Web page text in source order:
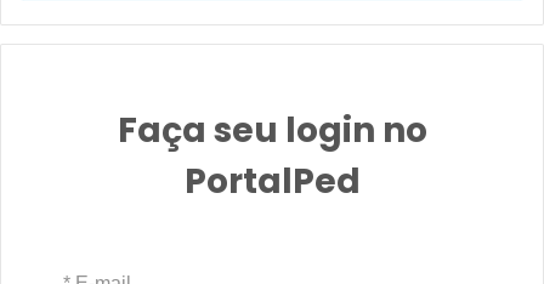
Faça seu login no
PortalPed